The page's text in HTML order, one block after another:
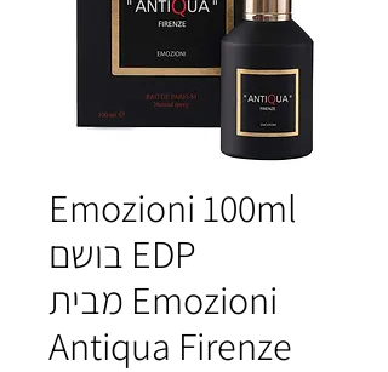
Emozioni 100ml
EDP בושם
Emozioni מבית
Antiqua Firenze